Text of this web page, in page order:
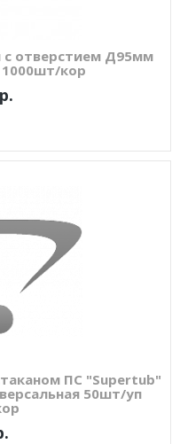
отверстием Д95мм
кор
ПС "Supertub"
50шт/уп